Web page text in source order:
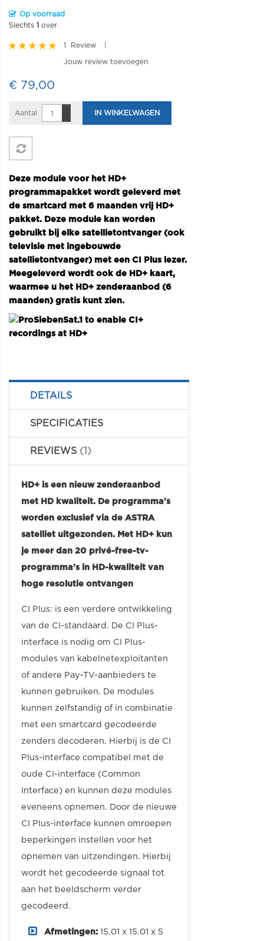
Op voorraad
Slechts 1 over
Rating: 1 Review
Jouw review toevoegen
€ 79,00
Aantal IN WINKELWAGEN
Deze module voor het HD+
programmapakket wordt geleverd met
de smartcard met 6 maanden vrij HD+
pakket. Deze module kan worden
gebruikt bij elke satellietontvanger (ook
televisie met ingebouwde
satellietontvanger) met een CI Plus lezer.
Meegeleverd wordt ook de HD+ kaart,
waarmee u het HD+ zenderaanbod (6
maanden) gratis kunt zien.
DETAILS
SPECIFICATIES
REVIEWS 1
HD+ is een nieuw zenderaanbod
met HD kwaliteit. De programma's
worden exclusief via de ASTRA
satelliet uitgezonden. Met HD+ kun
je meer dan 20 privé-free-tv-
programma's in HD-kwaliteit van
hoge resolutie ontvangen
CI Plus: is een verdere ontwikkeling
van de CI-standaard. De CI Plus-
interface is nodig om CI Plus-
modules van kabelnetexploitanten
of andere Pay-TV-aanbieders te
kunnen gebruiken. De modules
kunnen zelfstandig of in combinatie
met een smartcard gecodeerde
zenders decoderen. Hierbij is de CI
Plus-interface compatibel met de
oude CI-interface (Common
Interface) en kunnen deze modules
eveneens opnemen. Door de nieuwe
CI Plus-interface kunnen omroepen
beperkingen instellen voor het
opnemen van uitzendingen. Hierbij
wordt het gecodeerde signaal tot
aan het beeldscherm verder
gecodeerd.
Afmetingen: ‎15.01 x 15.01 x 5